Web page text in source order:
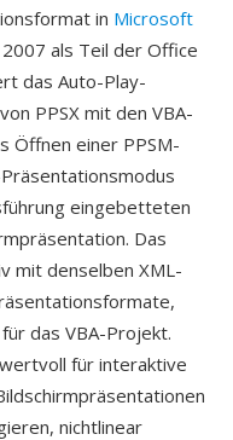
in Microsoft
als Teil der Office
das Auto-Play-
PPSX mit den VBA-
Öffnen einer PPSM-
eingebetteten
Das
mit denselben XML-
das VBA-Projekt.
für interaktive
nichtlinear